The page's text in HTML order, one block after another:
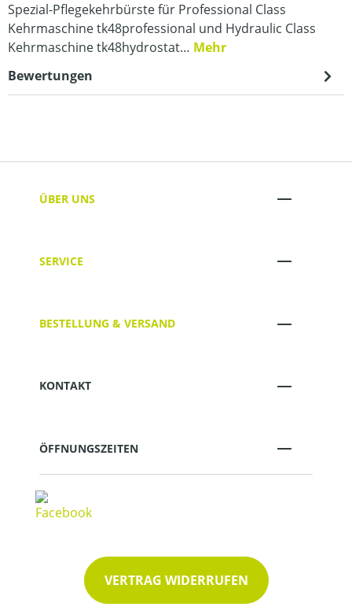
Spezial-Pflegekehrbürste für Professional Class
Kehrmaschine tk48professional und Hydraulic Class
Kehrmaschine tk48hydrostat… Mehr
Bewertungen
ÜBER UNS
SERVICE
BESTELLUNG & VERSAND
KONTAKT
ÖFFNUNGSZEITEN
VERTRAG WIDERRUFEN